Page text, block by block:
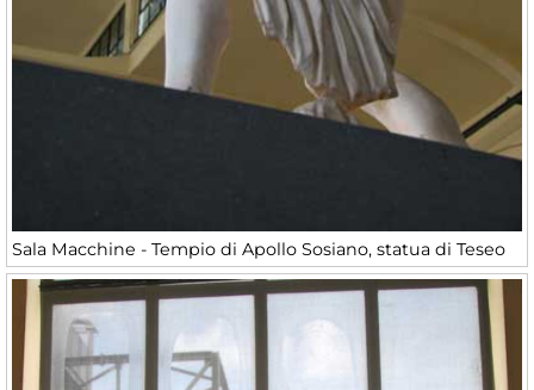
Sala Macchine - Tempio di Apollo Sosiano, statua di Teseo